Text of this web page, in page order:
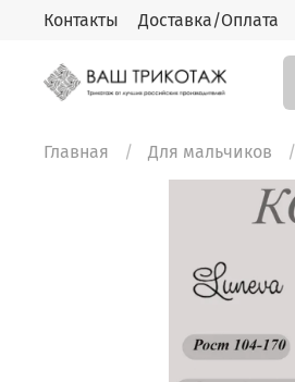
Контакты Доставка/Оплата
Главная Для мальчиков